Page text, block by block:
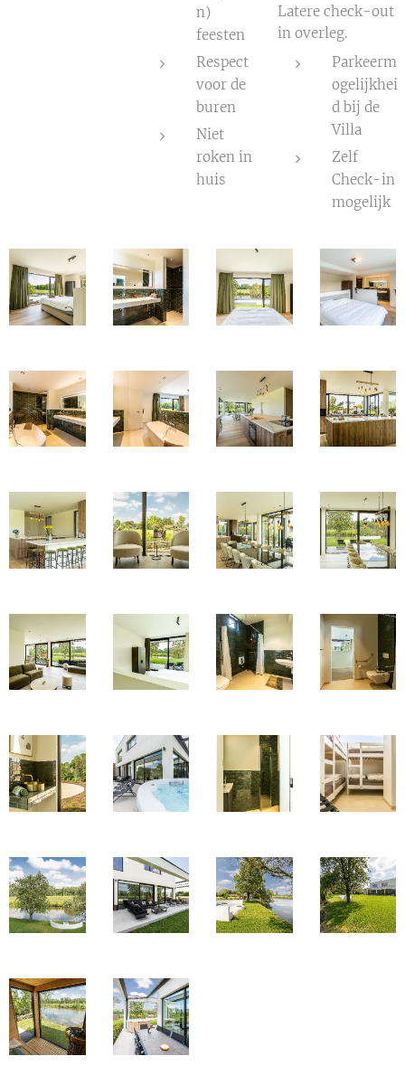
n)
feesten
Respect
voor de
buren
Niet
roken in
huis
Latere check-out
in overleg.
Parkeerm
ogelijkhei
d bij de
Villa
Zelf
Check-in
mogelijk